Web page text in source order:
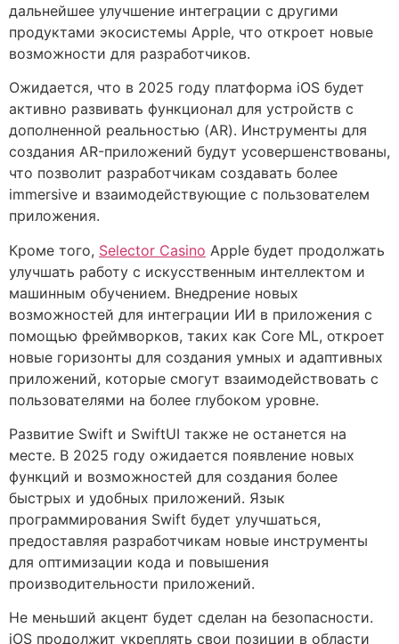
дальнейшее улучшение интеграции с другими
продуктами экосистемы Apple, что откроет новые
возможности для разработчиков.
Ожидается, что в 2025 году платформа iOS будет
активно развивать функционал для устройств с
дополненной реальностью (AR). Инструменты для
создания AR-приложений будут усовершенствованы,
что позволит разработчикам создавать более
immersive и взаимодействующие с пользователем
приложения.
Кроме того, Selector Casino Apple будет продолжать
улучшать работу с искусственным интеллектом и
машинным обучением. Внедрение новых
возможностей для интеграции ИИ в приложения с
помощью фреймворков, таких как Core ML, откроет
новые горизонты для создания умных и адаптивных
приложений, которые смогут взаимодействовать с
пользователями на более глубоком уровне.
Развитие Swift и SwiftUI также не останется на
месте. В 2025 году ожидается появление новых
функций и возможностей для создания более
быстрых и удобных приложений. Язык
программирования Swift будет улучшаться,
предоставляя разработчикам новые инструменты
для оптимизации кода и повышения
производительности приложений.
Не меньший акцент будет сделан на безопасности.
iOS продолжит укреплять свои позиции в области